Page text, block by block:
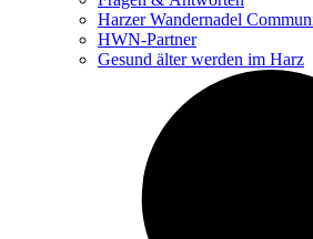
Harzer Wandernadel
HWN-Partner
Gesund älter werden im Harz